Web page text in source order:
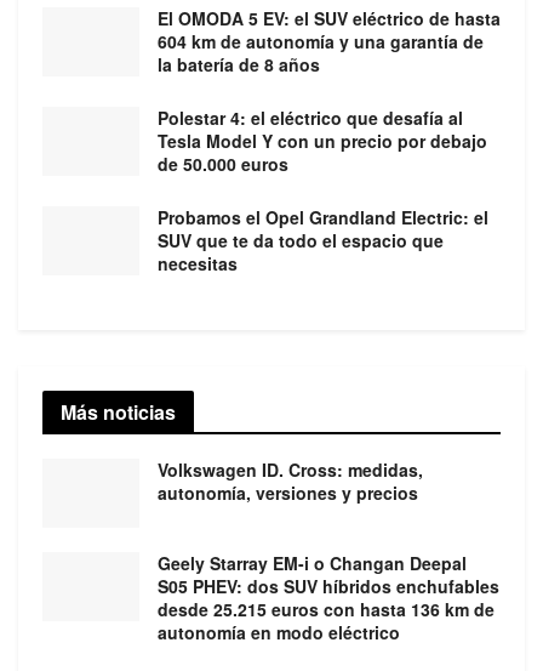
El OMODA 5 EV: el SUV eléctrico de hasta
604 km de autonomía y una garantía de
la batería de 8 años
Polestar 4: el eléctrico que desafía al
Tesla Model Y con un precio por debajo
de 50.000 euros
Probamos el Opel Grandland Electric: el
SUV que te da todo el espacio que
necesitas
Más noticias
Volkswagen ID. Cross: medidas,
autonomía, versiones y precios
Geely Starray EM-i o Changan Deepal
S05 PHEV: dos SUV híbridos enchufables
desde 25.215 euros con hasta 136 km de
autonomía en modo eléctrico